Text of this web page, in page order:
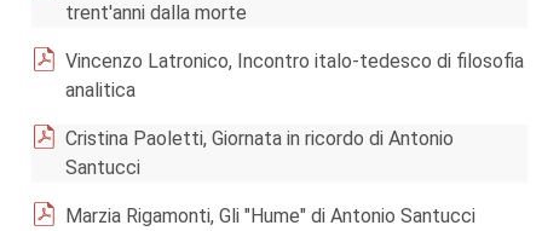
trent'anni dalla morte
Vincenzo Latronico, Incontro italo-tedesco di filosofia
analitica
Cristina Paoletti, Giornata in ricordo di Antonio
Santucci
Marzia Rigamonti, Gli "Hume" di Antonio Santucci